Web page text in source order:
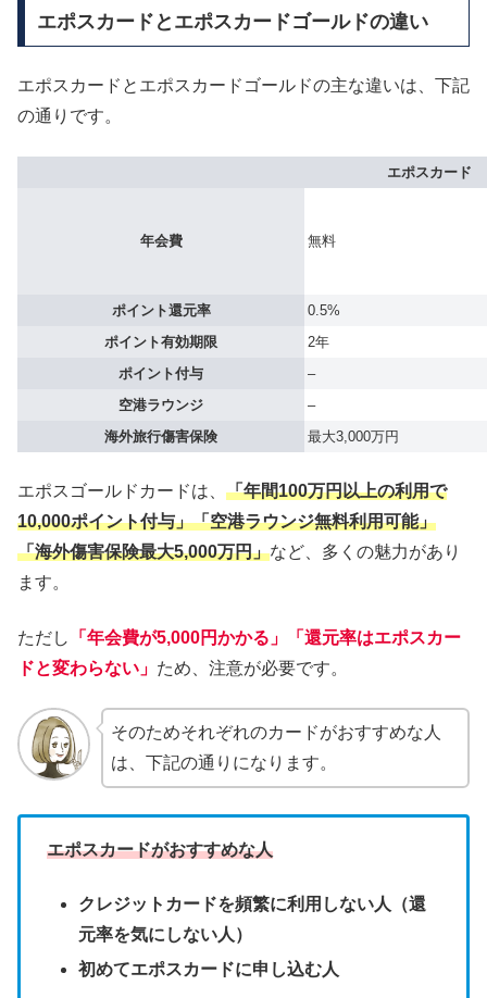
エポスカードとエポスカードゴールドの違い
エポスカードとエポスカードゴールドの主な違いは、下記
の通りです。
エポスカード
年会費 無料
ポイント還元率
0.5%
ポイント有効期限
2年
ポイント付与
–
空港ラウンジ
–
海外旅行傷害保険
最大3,000万円
エポスゴールドカードは、 「年間100万円以上の利用で
10,000ポイント付与」「空港ラウンジ無料利用可能」
「海外傷害保険最大5,000万円」など、多くの魅力があり
ます。
ただし
「年会費が5,000円かかる」「還元率はエポスカー
ドと変わらない」 ため、注意が必要です。
そのためそれぞれのカードがおすすめな人
は、下記の通りになります。
エポスカードがおすすめな人
クレジットカードを頻繁に利用しない人（還
元率を気にしない人）
初めてエポスカードに申し込む人